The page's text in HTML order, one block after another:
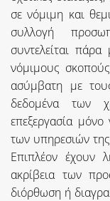
σε νόμιμη και
συλλογή
συντελείται
νόμιμους
ασύμβατη με
δεδομένα των
επεξεργασία μόνο
των υπηρεσιών
Επιπλέον έχουν
ακρίβεια των
διόρθωση ή